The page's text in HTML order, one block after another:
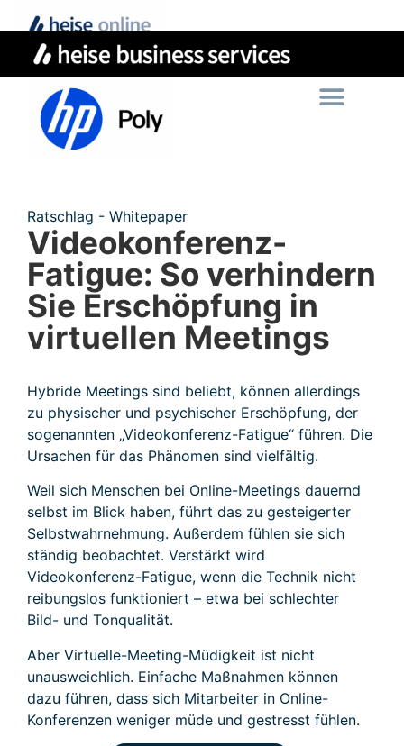
Ratschlag - Whitepaper
Videokonferenz-
Fatigue: So verhindern
Sie Erschöpfung in
virtuellen Meetings
Hybride Meetings sind beliebt, können allerdings
zu physischer und psychischer Erschöpfung, der
sogenannten „Videokonferenz-Fatigue“ führen. Die
Ursachen für das Phänomen sind vielfältig.
Weil sich Menschen bei Online-Meetings dauernd
selbst im Blick haben, führt das zu gesteigerter
Selbstwahrnehmung. Außerdem fühlen sie sich
ständig beobachtet. Verstärkt wird
Videokonferenz-Fatigue, wenn die Technik nicht
reibungslos funktioniert – etwa bei schlechter
Bild- und Tonqualität.
Aber Virtuelle-Meeting-Müdigkeit ist nicht
unausweichlich. Einfache Maßnahmen können
dazu führen, dass sich Mitarbeiter in Online-
Konferenzen weniger müde und gestresst fühlen.